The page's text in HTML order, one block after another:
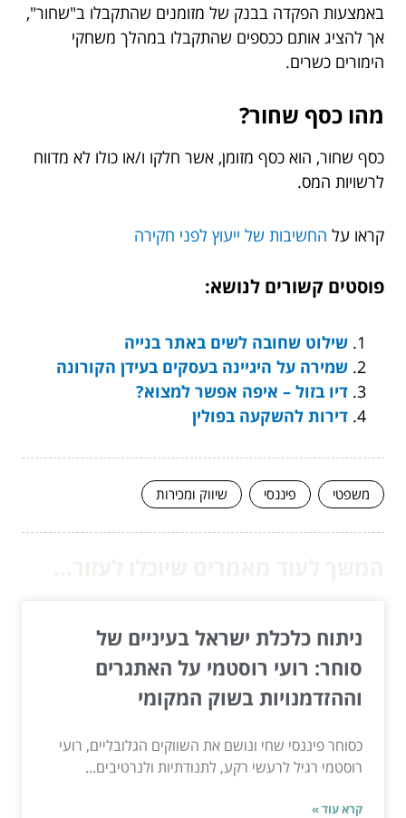
באמצעות הפקדה בבנק של מזומנים שהתקבלו ב"שחור",
אך להציג אותם ככספים שהתקבלו במהלך משחקי
הימורים כשרים.
מהו כסף שחור?
כסף שחור, הוא כסף מזומן, אשר חלקו ו/או כולו לא מדווח
לרשויות המס.
קראו על החשיבות של ייעוץ לפני חקירה
פוסטים קשורים לנושא:
שילוט שחובה לשים באתר בנייה
שמירה על היגיינה בעסקים בעידן הקורונה
דיו בזול – איפה אפשר למצוא?
דירות להשקעה בפולין
משפטי פיננסי שיווק ומכירות
ניתוח כלכלת ישראל בעיניים של
סוחר: רועי רוסטמי על האתגרים
וההזדמנויות בשוק המקומי
כסוחר פיננסי שחי ונושם את השווקים הגלובליים, רועי
רוסטמי רגיל לרעשי רקע, לתנודתיות ולנרטיבים...
קרא עוד »